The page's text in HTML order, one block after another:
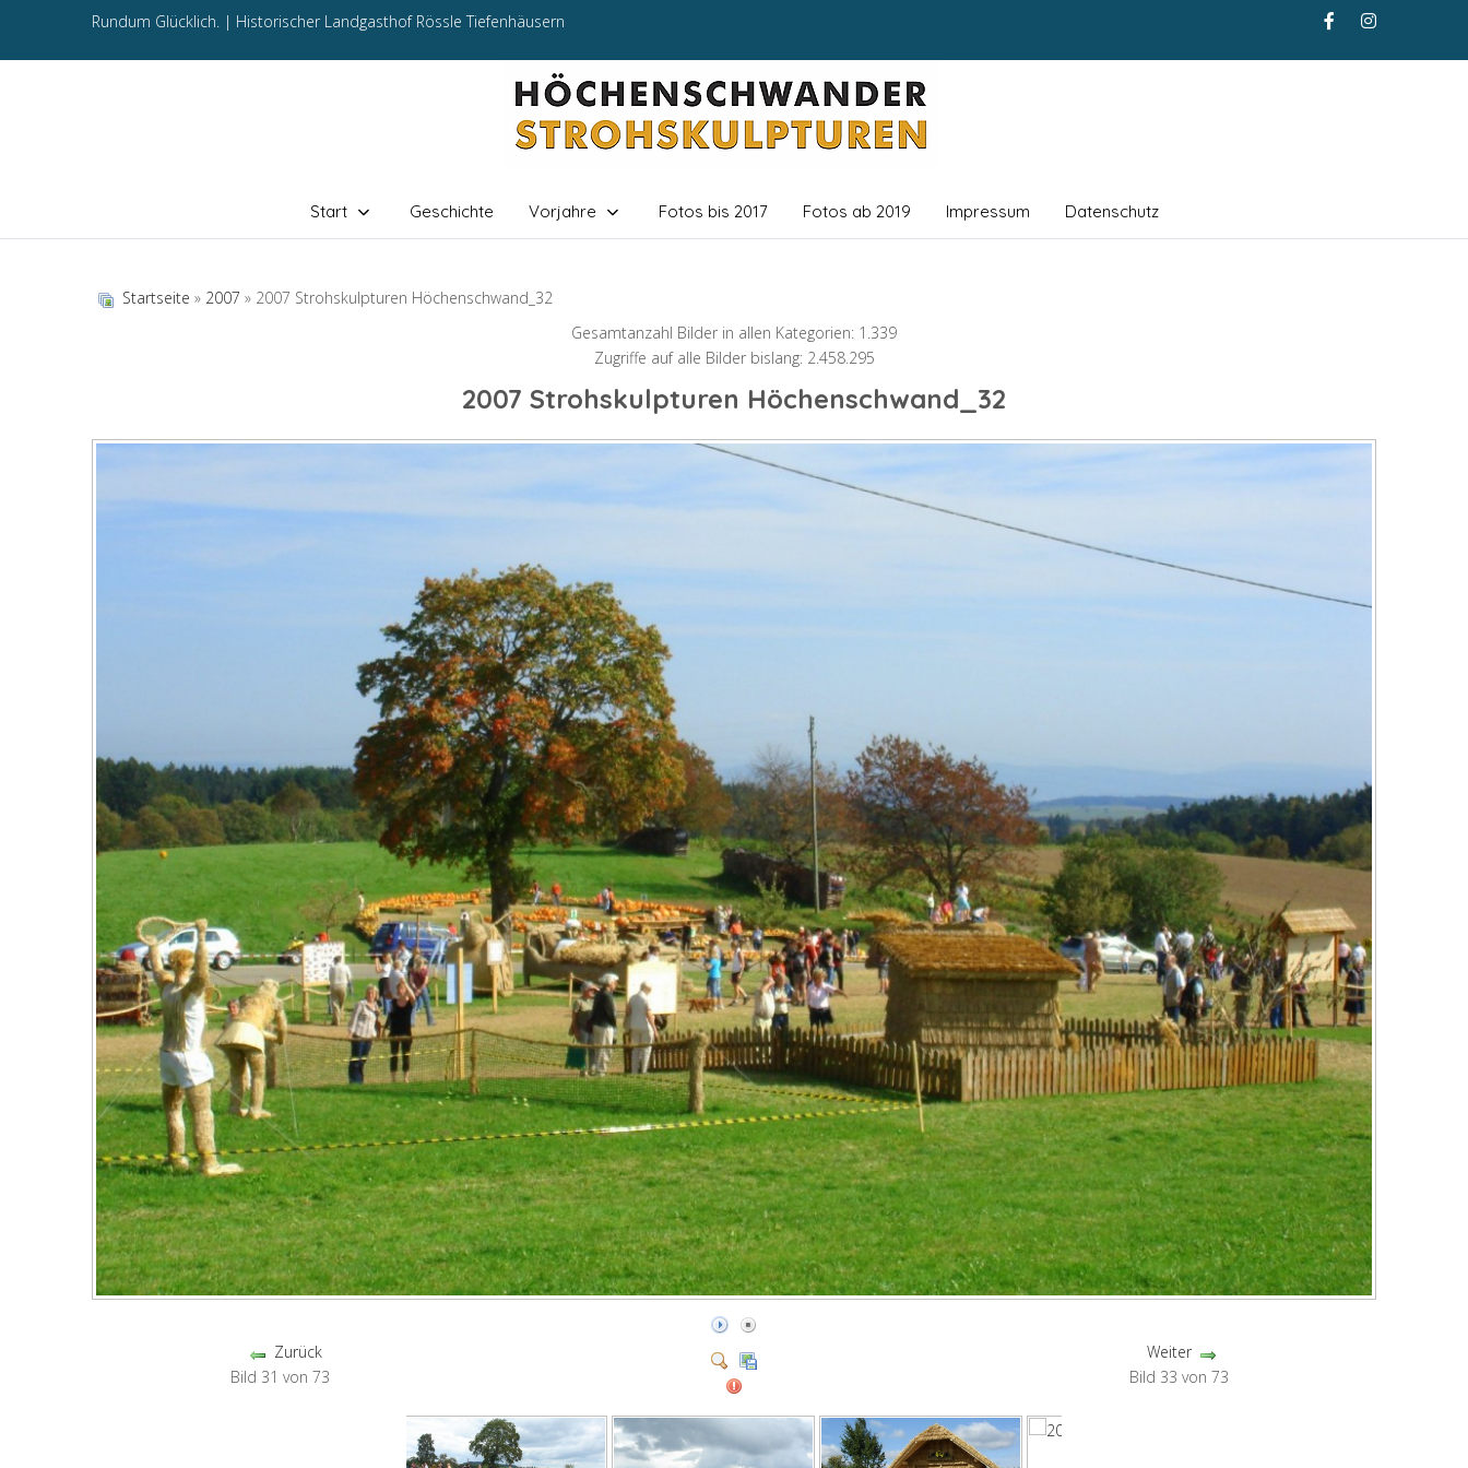
Rundum Glücklich. | Historischer Landgasthof Rössle Tiefenhäusern
Start Geschichte Vorjahre Fotos bis 2017 Fotos ab 2019 Impressum Datenschutz
Startseite » 2007 » 2007 Strohskulpturen Höchenschwand_32
Gesamtanzahl Bilder in allen Kategorien: 1.339
Zugriffe auf alle Bilder bislang: 2.458.295
2007 Strohskulpturen Höchenschwand_32
Zurück
Bild 31 von 73
Weiter
Bild 33 von 73